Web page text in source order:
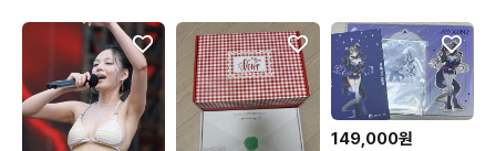
149,000원